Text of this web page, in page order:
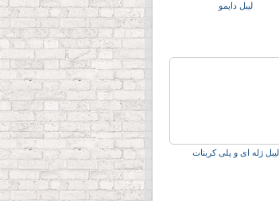
لیبل دایمو
لیبل ژله ای و پلی کربنات